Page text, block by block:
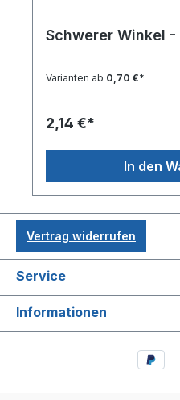
Schwerer Winkel
Varianten ab 0,70 €*
2,14 €*
In den
Vertrag widerrufen
Service
Informationen